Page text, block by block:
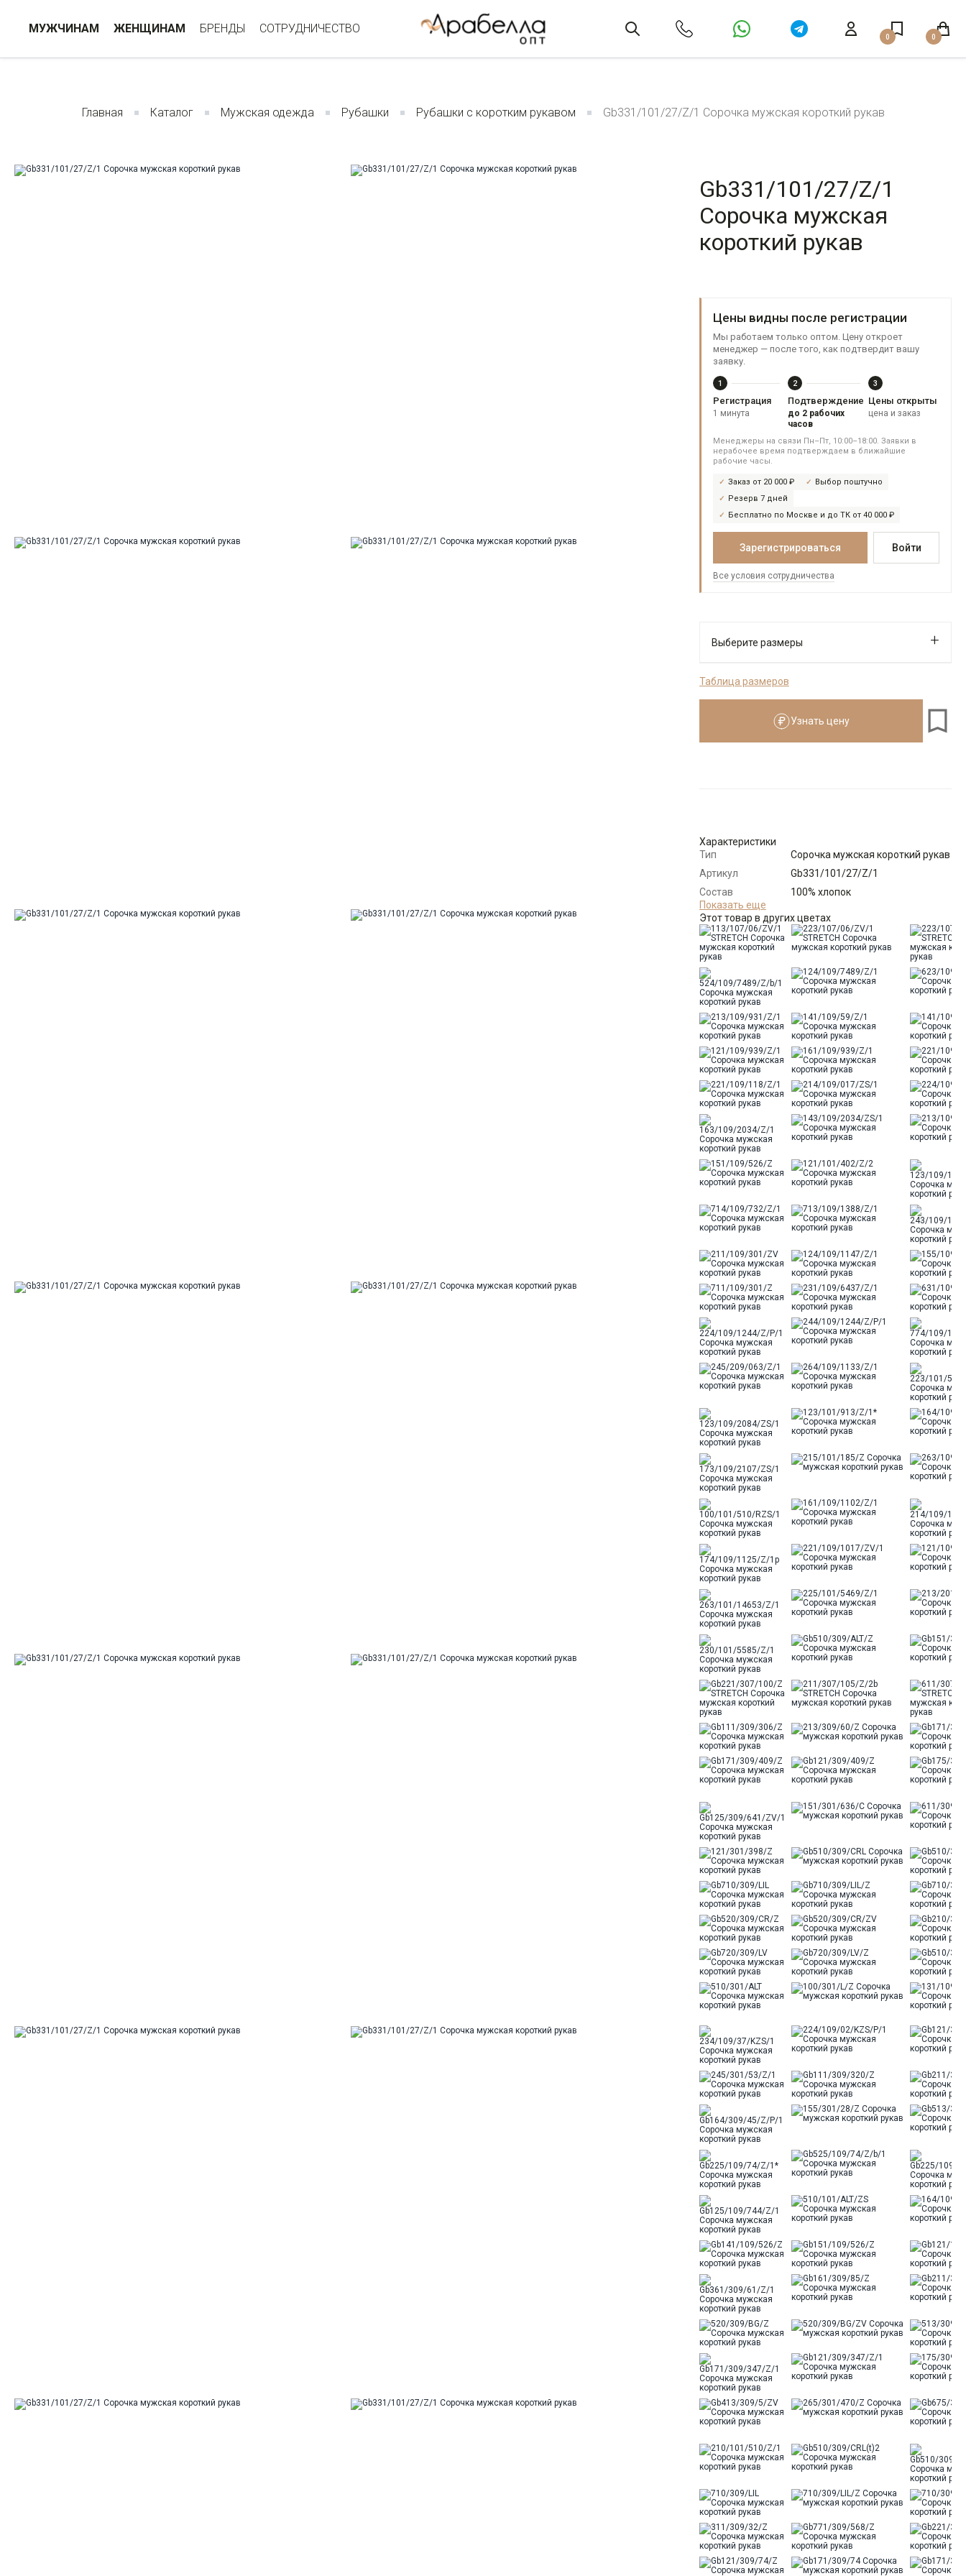
МУЖЧИНАМ ЖЕНЩИНАМ БРЕНДЫ СОТРУДНИЧЕСТВО
0 0
Главная Каталог Мужская одежда Рубашки Рубашки с коротким рукавом Gb331/101/27/Z/1 Сорочка мужская короткий рукав
Gb331/101/27/Z/1
Сорочка мужская
короткий рукав
Цены видны после регистрации
Мы работаем только оптом. Цену откроет
менеджер — после того, как подтвердит вашу
заявку.
1
Регистрация
1 минута
2
Подтверждение
до 2 рабочих
часов
3
Цены открыты
цена и заказ
Менеджеры на связи Пн–Пт, 10:00–18:00. Заявки в
нерабочее время подтверждаем в ближайшие
рабочие часы.
Заказ от 20 000 ₽
Выбор поштучно
Резерв 7 дней
Бесплатно по Москве и до ТК от 40 000 ₽
Зарегистрироваться Войти
Все условия сотрудничества
Выберите размеры
Выбрать размерный ряд
по 1 шт каждого доступного размера
Таблица размеров
Узнать цену
Характеристики
Тип
Сорочка мужская короткий рукав
Артикул
Gb331/101/27/Z/1
Состав
сырья
100% хлопок
Бренд
GREG
Модель
Зауженная
Цвет
Отделка
Сорочки: кант по нижнему краю
внутренней стойки воротника и
компаньона
Ворот
Французский маленький
Карман
стандартный, слева, накладной
Силуэт
Полуприталенный силуэт /
Regular fit
Показать еще
Этот товар в других цветах